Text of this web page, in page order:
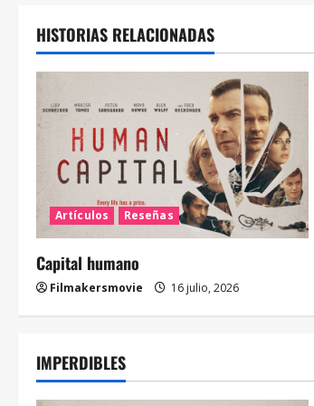
HISTORIAS RELACIONADAS
Artículos Reseñas
Capital humano
Filmakersmovie 16 julio, 2026
IMPERDIBLES